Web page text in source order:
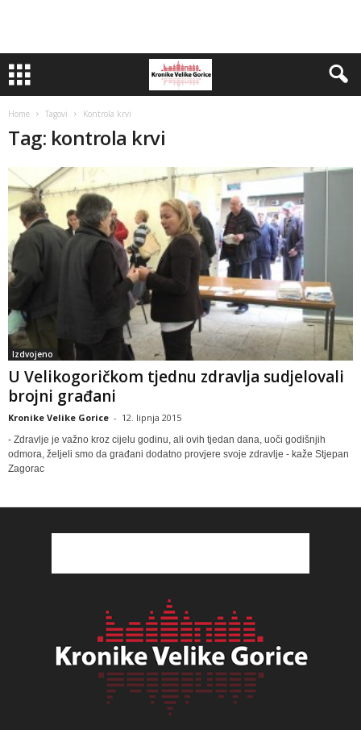
Home Tagovi Kontrola krvi
Tag: kontrola krvi
Izdvojeno
U Velikogoričkom tjednu zdravlja sudjelovali
brojni građani
Kronike Velike Gorice - 12. lipnja 2015
- Zdravlje je važno kroz cijelu godinu, ali ovih tjedan dana, uoči godišnjih
odmora, željeli smo da građani dodatno provjere svoje zdravlje - kaže Stjepan
Zagorac